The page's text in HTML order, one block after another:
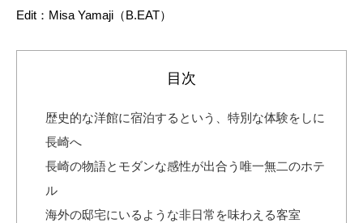
Edit：Misa Yamaji（B.EAT）
目次
歴史的な洋館に宿泊するという、特別な体験をしに
長崎へ
長崎の物語とモダンな感性が出合う唯一無二のホテ
ル
海外の邸宅にいるような非日常を味わえる客室